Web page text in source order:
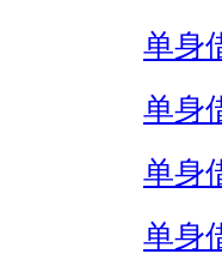
单身
单身
单身
单身